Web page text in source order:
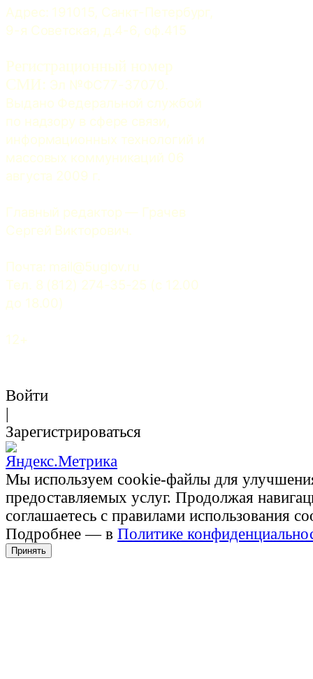
Адрес: 191015, Санкт-Петербург,
9-я Советская, д.4-6, оф.415
Регистрационный номер
СМИ: Эл №ФС77-37070.
Выдано Федеральной службой
по надзору в сфере связи,
информационных технологий и
массовых коммуникаций 06
августа 2009 г.
Главный редактор — Грачев
Сергей Викторович.
Почта: mail@5uglov.ru
Тел. 8 (812) 274-35-25 (c 12.00
до 18.00)
12+
Войти
|
Зарегистрироваться
Мы используем cookie-файлы для
предоставляемых услуг. Продолжая
соглашаетесь с правилами использования
Подробнее — в Политике
Принять